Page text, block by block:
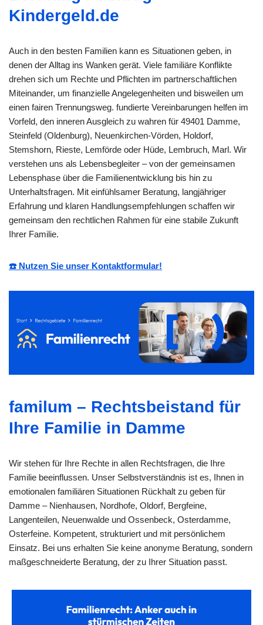
Kindergeld.de
Auch in den besten Familien kann es Situationen geben, in
denen der Alltag ins Wanken gerät. Viele familiäre Konflikte
drehen sich um Rechte und Pflichten im partnerschaftlichen
Miteinander, um finanzielle Angelegenheiten und bisweilen um
einen fairen Trennungsweg. fundierte Vereinbarungen helfen im
Vorfeld, den inneren Ausgleich zu wahren für 49401 Damme,
Steinfeld (Oldenburg), Neuenkirchen-Vörden, Holdorf,
Stemshorn, Rieste, Lemförde oder Hüde, Lembruch, Marl. Wir
verstehen uns als Lebensbegleiter – von der gemeinsamen
Lebensphase über die Familienentwicklung bis hin zu
Unterhaltsfragen. Mit einfühlsamer Beratung, langjähriger
Erfahrung und klaren Handlungsempfehlungen schaffen wir
gemeinsam den rechtlichen Rahmen für eine stabile Zukunft
Ihrer Familie.
☎️ Nutzen Sie unser Kontaktformular!
familum – Rechtsbeistand für
Ihre Familie in Damme
Wir stehen für Ihre Rechte in allen Rechtsfragen, die Ihre
Familie beeinflussen. Unser Selbstverständnis ist es, Ihnen in
emotionalen familiären Situationen Rückhalt zu geben für
Damme – Nienhausen, Nordhofe, Oldorf, Bergfeine,
Langenteilen, Neuenwalde und Ossenbeck, Osterdamme,
Osterfeine. Kompetent, strukturiert und mit persönlichem
Einsatz. Bei uns erhalten Sie keine anonyme Beratung, sondern
maßgeschneiderte Beratung, der zu Ihrer Situation passt.